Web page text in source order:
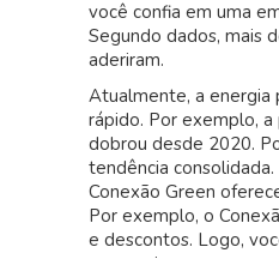
você confia em uma
Segundo dados, mais
aderiram.
Atualmente, a energia
rápido. Por exemplo,
dobrou desde 2020.
tendência
Conexão Green
Por exemplo, o
e descontos. Logo,